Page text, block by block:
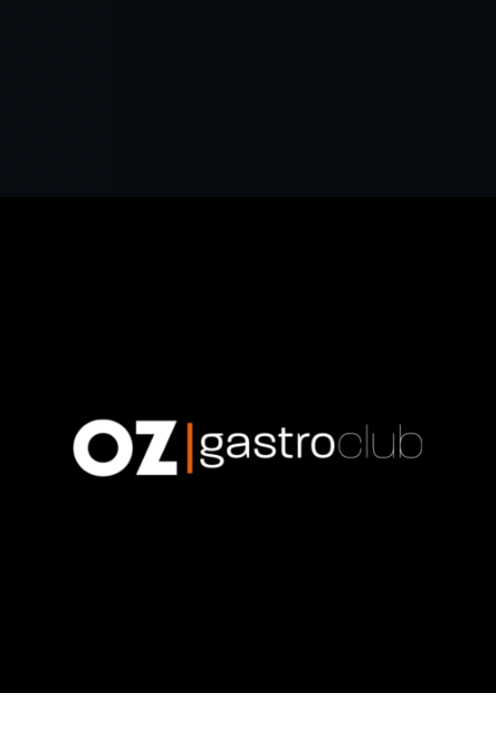
OZ Gastroclub
Id Corporativa / Id grafica / Publicidad / Social